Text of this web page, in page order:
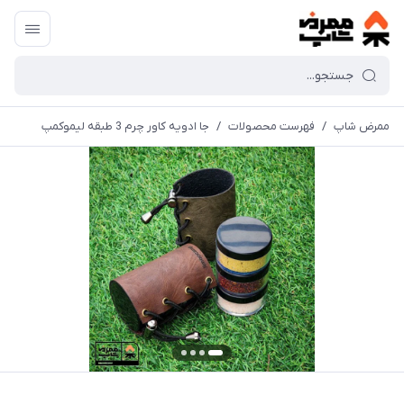
ممرض شاپ / فهرست محصولات / جا ادویه کاور چرم 3 طبقه لیموکمپ